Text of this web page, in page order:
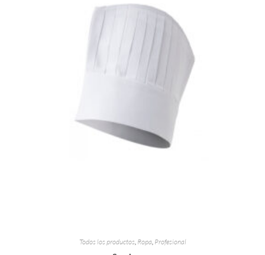
Todos los productos, Ropa, Profesional